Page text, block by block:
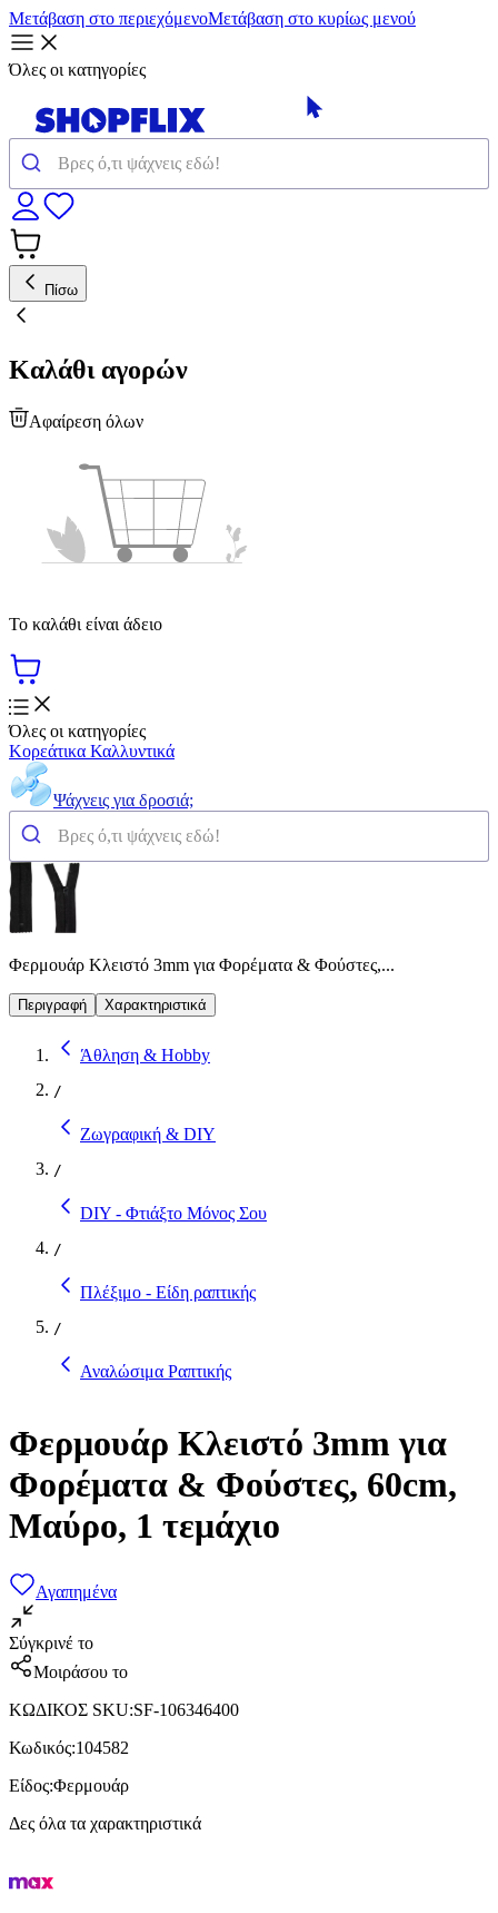
Μετάβαση στο περιεχόμενοΜετάβαση στο κυρίως μενού
Όλες οι κατηγορίες
Πίσω
Καλάθι αγορών
Αφαίρεση όλων
Το καλάθι είναι άδειο
Όλες οι κατηγορίες
Κορεάτικα Καλλυντικά
Ψάχνεις για δροσιά;
Φερμουάρ Κλειστό 3mm για Φορέματα & Φούστες,...
Περιγραφή Χαρακτηριστικά
Άθληση & Hobby
/
Ζωγραφική & DIY
/
DIY - Φτιάξτο Μόνος Σου
/
Πλέξιμο - Είδη ραπτικής
/
Αναλώσιμα Ραπτικής
Φερμουάρ Κλειστό 3mm για
Φορέματα & Φούστες, 60cm,
Μαύρο, 1 τεμάχιο
Αγαπημένα
Σύγκρινέ το
Μοιράσου το
ΚΩΔΙΚΟΣ SKU:SF-106346400
Κωδικός:104582
Είδος:Φερμουάρ
Δες όλα τα χαρακτηριστικά